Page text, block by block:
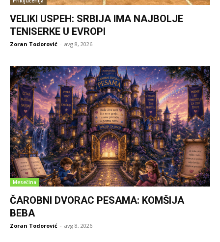
VELIKI USPEH: SRBIJA IMA NAJBOLJE
TENISERKE U EVROPI
Zoran Todorović - avg 8, 2026
Mesečina
ČAROBNI DVORAC PESAMA: KOMŠIJA
BEBA
Zoran Todorović - avg 8, 2026